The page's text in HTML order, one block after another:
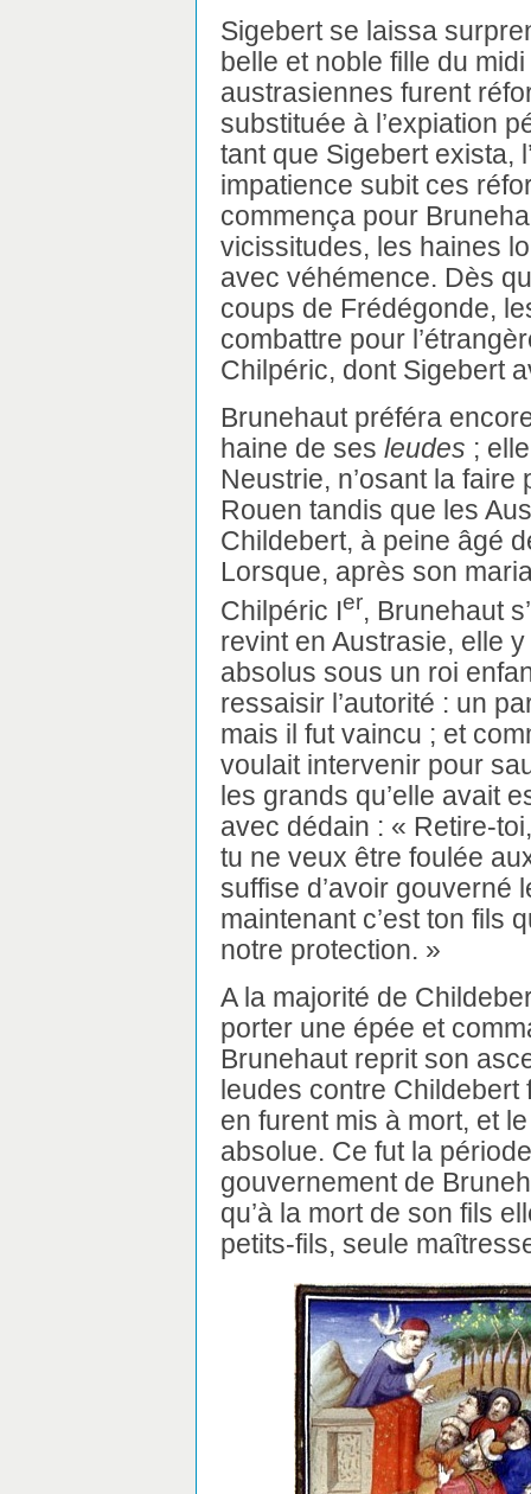
Sigebert se laissa
belle et noble fille du
austrasiennes furent
substituée à l’expiation
tant que Sigebert exista,
impatience subit ces
commença pour
vicissitudes, les haines
avec véhémence. Dès
coups de Frédégonde,
combattre pour
Chilpéric, dont Sigebert
Brunehaut préféra
haine de ses leudes ;
Neustrie, n’osant la faire
Rouen tandis que les
Childebert, à peine âgé
Lorsque, après son
Chilpéric Ier, Brunehaut
revint en Austrasie, elle
absolus sous un roi
ressaisir l’autorité : un
mais il fut vaincu ; et
voulait intervenir pour
les grands qu’elle avait
avec dédain : « Retire-
tu ne veux être foulée
suffise d’avoir gouverné
maintenant c’est ton fils
notre protection. »
A la majorité de
porter une épée et
Brunehaut reprit son
leudes contre
en furent mis à mort, et
absolue. Ce fut la
gouvernement de
qu’à la mort de son fils
petits-fils, seule